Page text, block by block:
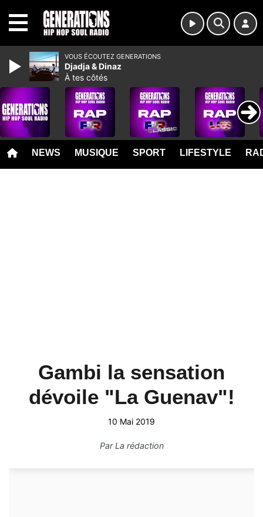
NEWS MUSIQUE SPORT LIFESTYLE
Gambi la sensation
dévoile "La Guenav"!
10 Mai 2019
ParLa rédaction
VOUS ÉCOUTEZ GENERATIONS
Djadja & Dinaz
À tes côtés